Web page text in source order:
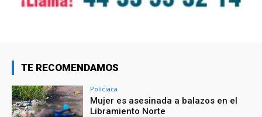
TE RECOMENDAMOS
Policiaca
Mujer es asesinada a balazos en el
Libramiento Norte